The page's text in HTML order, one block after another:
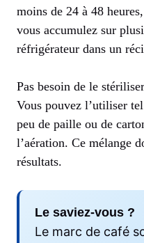
moins de 24 à 48
vous accumulez sur
réfrigérateur dans un
Pas besoin de le
Vous pouvez l’utiliser
peu de paille ou de
l’aération. Ce mélange
résultats.
Le saviez-vous ?
Le marc de café